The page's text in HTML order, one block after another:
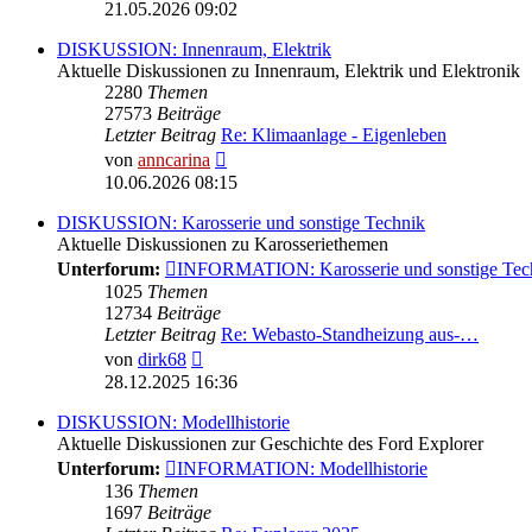
21.05.2026 09:02
DISKUSSION: Innenraum, Elektrik
Aktuelle Diskussionen zu Innenraum, Elektrik und Elektronik
2280 Themen
27573 Beiträge
Letzter Beitrag Re: Klimaanlage - Eigenleben
von anncarina
Beitrag
10.06.2026 08:15
DISKUSSION: Karosserie und sonstige Technik
Aktuelle Diskussionen zu Karosseriethemen
Unterforum:
INFORMATION: Karosserie und sonstige
1025 Themen
12734 Beiträge
Letzter Beitrag Re: Webasto-Standheizung aus-…
von dirk68
Beitrag
28.12.2025 16:36
DISKUSSION: Modellhistorie
Aktuelle Diskussionen zur Geschichte des Ford Explorer
Unterforum:
INFORMATION: Modellhistorie
136 Themen
1697 Beiträge